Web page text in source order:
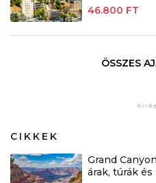
46.800 FT
ÖSSZES
CIKKEK
Grand
árak, túrák